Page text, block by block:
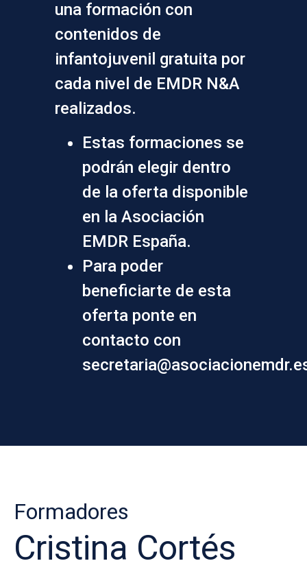
una formación con
contenidos de
infantojuvenil gratuita por
cada nivel de EMDR N&A
realizados.
Estas formaciones se
podrán elegir dentro
de la oferta disponible
en la Asociación
EMDR España.
Para poder
beneficiarte de esta
oferta ponte en
contacto con
Formadores
Cristina Cortés